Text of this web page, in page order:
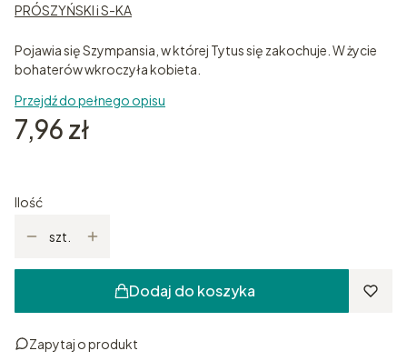
PRÓSZYŃSKI i S-KA
Pojawia się Szympansia, w której Tytus się zakochuje. W życie
bohaterów wkroczyła kobieta.
Przejdź do pełnego opisu
Cena
7,96 zł
Ilość
szt.
Dodaj do koszyka
Zapytaj o produkt